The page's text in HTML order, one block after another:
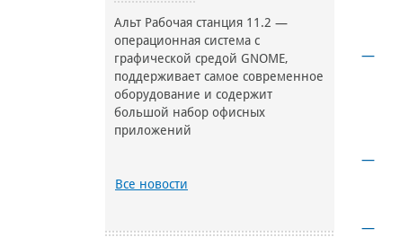
Альт Рабочая станция 11.2 —
операционная система с
графической средой GNOME,
поддерживает самое современное
оборудование и содержит
большой набор офисных
приложений
Все новости